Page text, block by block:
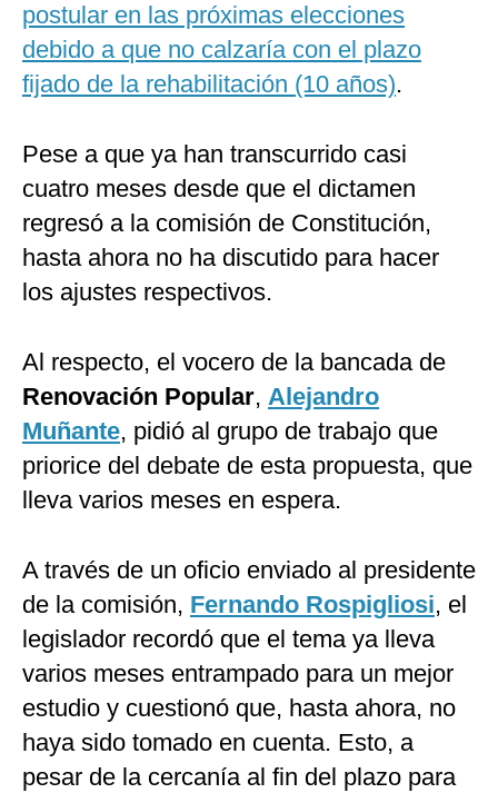
postular en las próximas elecciones
debido a que no calzaría con el plazo
fijado de la rehabilitación (10 años).
Pese a que ya han transcurrido casi
cuatro meses desde que el dictamen
regresó a la comisión de Constitución,
hasta ahora no ha discutido para hacer
los ajustes respectivos.
Al respecto, el vocero de la bancada de
Renovación Popular, Alejandro
Muñante, pidió al grupo de trabajo que
priorice del debate de esta propuesta, que
lleva varios meses en espera.
A través de un oficio enviado al presidente
de la comisión, Fernando Rospigliosi, el
legislador recordó que el tema ya lleva
varios meses entrampado para un mejor
estudio y cuestionó que, hasta ahora, no
haya sido tomado en cuenta. Esto, a
pesar de la cercanía al fin del plazo para